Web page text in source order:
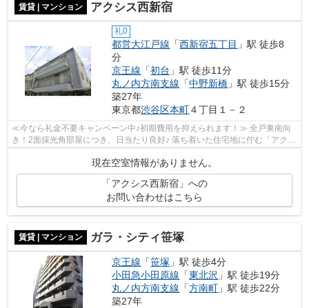
賃貸 | マンション アクシス西新宿
礼0
都営大江戸線 「西新宿五丁目 」駅 徒歩8
分
京王線 「初台 」駅 徒歩11分
丸ノ内方南支線 「中野新橋 」駅 徒歩15分
築27年
東京都渋谷区本町４丁目１－２
≪今なら礼金不要キャンペーン中♪初期費用を抑えられます！≫ 全戸東南向
き！2面採光角部屋につき、日当たり良好♪ 落ち着いた住宅地に佇む「アクシ
現在空室情報がありません。
「アクシス西新宿」への
お問い合わせはこちら
賃貸 | マンション ガラ・シティ笹塚
京王線 「笹塚 」駅 徒歩4分
小田急小田原線 「東北沢 」駅 徒歩19分
丸ノ内方南支線 「方南町 」駅 徒歩22分
築27年